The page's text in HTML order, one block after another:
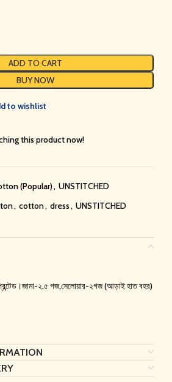
ADD TO CART
BUY NOW
to wishlist
this product now!
(Popular), UNSTITCHED
, cotton, dress, UNSTITCHED
২.৫ গজ,সেলোয়ার-২গজ (আড়াই হাত বহর)